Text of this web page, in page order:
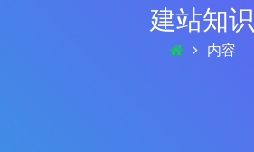
建站知识
内容